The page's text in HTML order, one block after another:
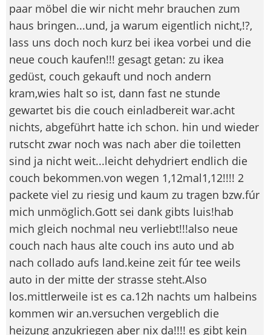
paar möbel die wir nicht mehr brauchen zum
haus bringen...und, ja warum eigentlich nicht,!?,
lass uns doch noch kurz bei ikea vorbei und die
neue couch kaufen!!! gesagt getan: zu ikea
gedüst, couch gekauft und noch andern
kram,wies halt so ist, dann fast ne stunde
gewartet bis die couch einladbereit war.acht
nichts, abgeführt hatte ich schon. hin und wieder
rutscht zwar noch was nach aber die toiletten
sind ja nicht weit...leicht dehydriert endlich die
couch bekommen.von wegen 1,12mal1,12!!!! 2
packete viel zu riesig und kaum zu tragen bzw.fúr
mich unmöglich.Gott sei dank gibts luis!hab
mich gleich nochmal neu verliebt!!!also neue
couch nach haus alte couch ins auto und ab
nach collado aufs land.keine zeit fúr tee weils
auto in der mitte der strasse steht.Also
los.mittlerweile ist es ca.12h nachts um halbeins
kommen wir an.versuchen vergeblich die
heizung anzukriegen aber nix da!!!! es gibt kein